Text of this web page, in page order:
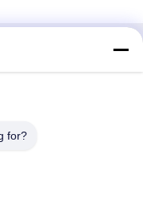
de Nanhai, Ville
for?